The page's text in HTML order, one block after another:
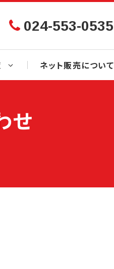
024-553-0535
ネット販売について
せ